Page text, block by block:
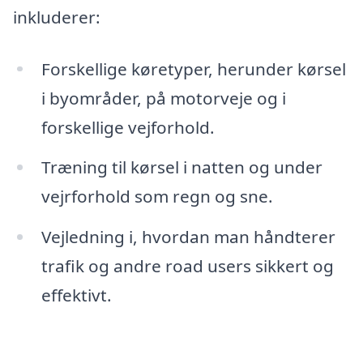
inkluderer:
Forskellige køretyper, herunder kørsel
i byområder, på motorveje og i
forskellige vejforhold.
Træning til kørsel i natten og under
vejrforhold som regn og sne.
Vejledning i, hvordan man håndterer
trafik og andre road users sikkert og
effektivt.